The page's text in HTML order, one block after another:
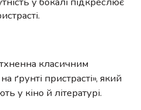
класичним
ґрунті пристрасті», який
у кіно й літературі.